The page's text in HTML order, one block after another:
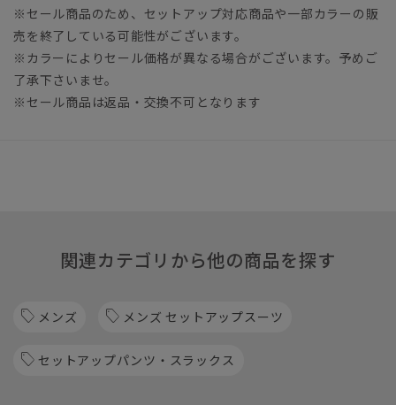
※セール商品のため、セットアップ対応商品や一部カラーの販
売を終了している可能性がございます。
※カラーによりセール価格が異なる場合がございます。予めご
了承下さいませ。
※セール商品は返品・交換不可となります
関連カテゴリから他の商品を探す
メンズ メンズ セットアップスーツ
セットアップパンツ・スラックス